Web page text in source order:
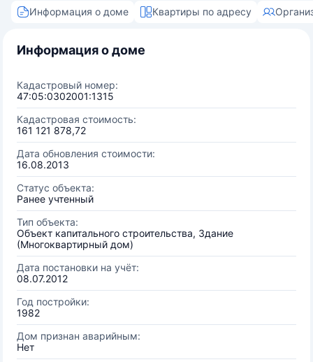
Информация о доме Квартиры по адресу
Информация о доме
Кадастровый номер:
47:05:0302001:1315
Кадастровая стоимость:
161 121 878,72
Дата обновления стоимости:
16.08.2013
Статус объекта:
Ранее учтенный
Тип объекта:
Объект капитального строительства, Здание
(Многоквартирный дом)
Дата постановки на учёт:
08.07.2012
Год постройки:
1982
Дом признан аварийным:
Нет